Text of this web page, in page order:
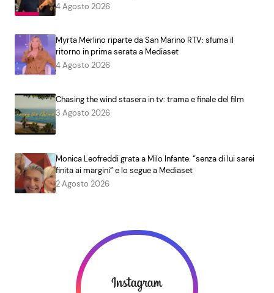
4 Agosto 2026
Myrta Merlino riparte da San Marino RTV: sfuma il
ritorno in prima serata a Mediaset
4 Agosto 2026
Chasing the wind stasera in tv: trama e finale del film
3 Agosto 2026
Monica Leofreddi grata a Milo Infante: “senza di lui sarei
finita ai margini” e lo segue a Mediaset
2 Agosto 2026